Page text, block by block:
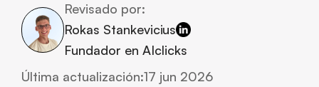
Revisado por:
Rokas Stankevicius
Fundador en AIclicks
Última actualización:17 jun 2026